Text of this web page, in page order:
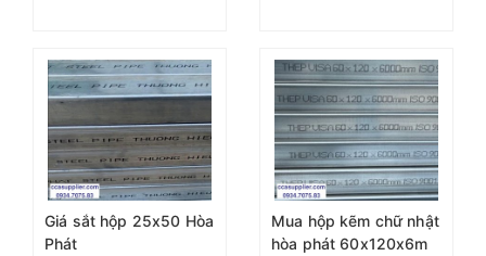
Giá sắt hộp 25x50 Hòa
Phát
Mua hộp kẽm chữ nhật
hòa phát 60x120x6m